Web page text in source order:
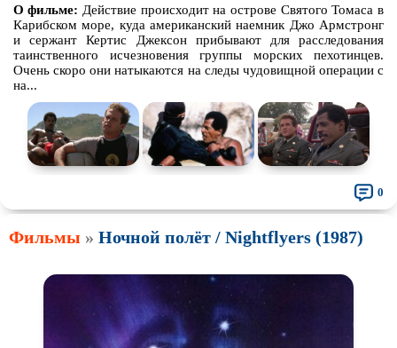
О фильме: Действие происходит на острове Святого Томаса в
Карибском море, куда американский наемник Джо Армстронг
и сержант Кертис Джексон прибывают для расследования
таинственного исчезновения группы морских пехотинцев.
Очень скоро они натыкаются на следы чудовищной операции с
на...
0
Фильмы » Ночной полёт / Nightflyers (1987)